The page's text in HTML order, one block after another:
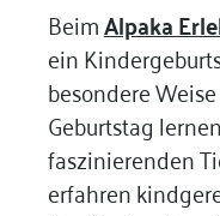
BeimAlpaka
ein
besondere
Geburtstag
faszinierenden
erfahren